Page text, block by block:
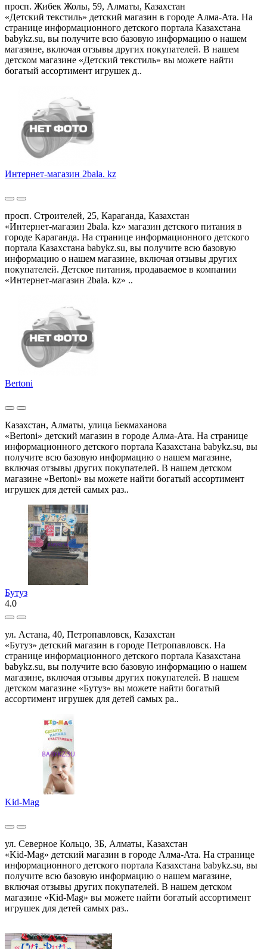
просп. Жибек Жолы, 59, Алматы, Казахстан
«Детский текстиль» детский магазин в городе Алма-Ата. На
странице информационного детского портала Казахстана
babykz.su, вы получите всю базовую информацию о нашем
магазине, включая отзывы других покупателей. В нашем
детском магазине «Детский текстиль» вы можете найти
богатый ассортимент игрушек д..
Интернет-магазин 2bala. kz
просп. Строителей, 25, Караганда, Казахстан
«Интернет-магазин 2bala. kz» магазин детского питания в
городе Караганда. На странице информационного детского
портала Казахстана babykz.su, вы получите всю базовую
информацию о нашем магазине, включая отзывы других
покупателей. Детское питания, продаваемое в компании
«Интернет-магазин 2bala. kz» ..
Bertoni
Казахстан, Алматы, улица Бекмаханова
«Bertoni» детский магазин в городе Алма-Ата. На странице
информационного детского портала Казахстана babykz.su, вы
получите всю базовую информацию о нашем магазине,
включая отзывы других покупателей. В нашем детском
магазине «Bertoni» вы можете найти богатый ассортимент
игрушек для детей самых раз..
Бутуз
4.0
ул. Астана, 40, Петропавловск, Казахстан
«Бутуз» детский магазин в городе Петропавловск. На
странице информационного детского портала Казахстана
babykz.su, вы получите всю базовую информацию о нашем
магазине, включая отзывы других покупателей. В нашем
детском магазине «Бутуз» вы можете найти богатый
ассортимент игрушек для детей самых ра..
Kid-Mag
ул. Северное Кольцо, 3Б, Алматы, Казахстан
«Kid-Mag» детский магазин в городе Алма-Ата. На странице
информационного детского портала Казахстана babykz.su, вы
получите всю базовую информацию о нашем магазине,
включая отзывы других покупателей. В нашем детском
магазине «Kid-Mag» вы можете найти богатый ассортимент
игрушек для детей самых раз..